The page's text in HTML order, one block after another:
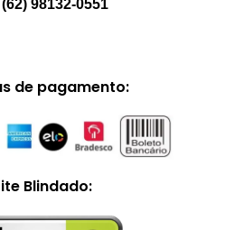
(62) 98132-0551
de pagamento:
Blindado: